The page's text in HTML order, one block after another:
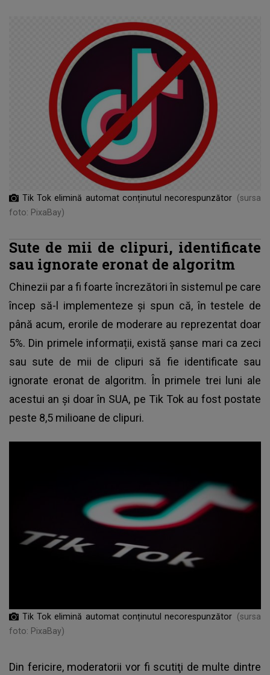
Tik Tok elimină automat conținutul necorespunzător (sursa
foto: PixaBay)
Sute de mii de clipuri, identificate
sau ignorate eronat de algoritm
Chinezii par a fi foarte încrezători în sistemul pe care
încep să-l implementeze şi spun că, în testele de
până acum, erorile de moderare au reprezentat doar
5%. Din primele informații, există şanse mari ca zeci
sau sute de mii de clipuri să fie identificate sau
ignorate eronat de algoritm. În primele trei luni ale
acestui an şi doar în SUA, pe Tik Tok au fost postate
peste 8,5 milioane de clipuri.
Tik Tok elimină automat conținutul necorespunzător (sursa
foto: PixaBay)
Din fericire, moderatorii vor fi scutiţi de multe dintre